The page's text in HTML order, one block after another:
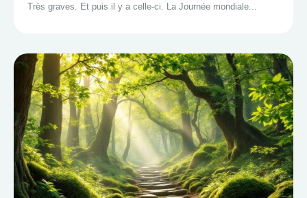
Très graves. Et puis il y a celle-ci. La Journée mondiale...